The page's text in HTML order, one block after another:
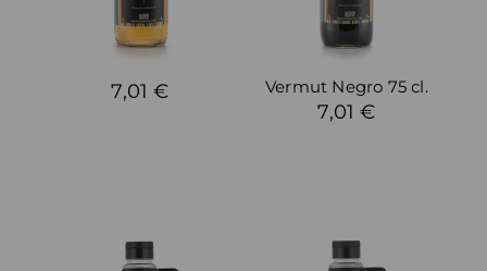
7,01 € Vermut Negro 75 cl.
7,01 €